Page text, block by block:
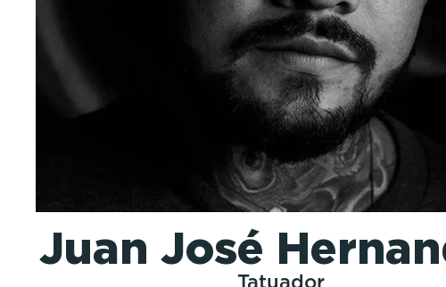
Juan José
Tatuador